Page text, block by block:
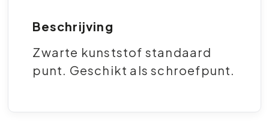
Beschrijving
Zwarte kunststof standaard
punt. Geschikt als schroefpunt.